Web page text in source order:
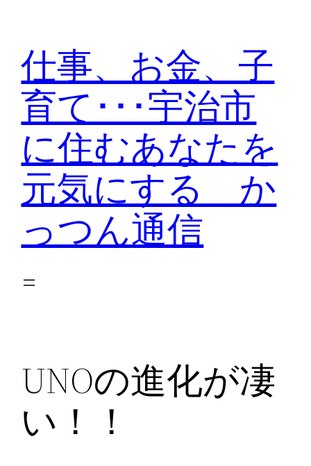
仕事、お金、子
育て･･･宇治市
に住むあなたを
元気にする か
っつん通信
UNOの進化が凄
い！！